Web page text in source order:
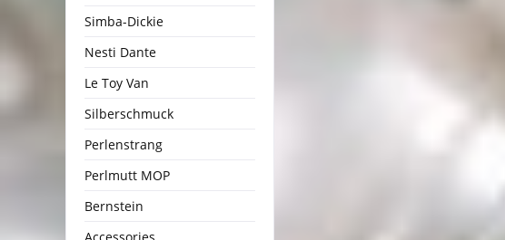
Simba-Dickie
Nesti Dante
Le Toy Van
Silberschmuck
Perlenstrang
Perlmutt MOP
Bernstein